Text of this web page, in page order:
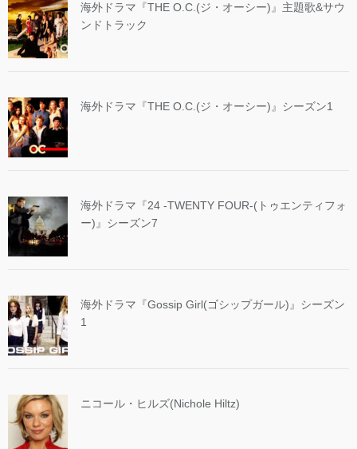
海外ドラマ『THE O.C.(ジ・オーシー)』主題歌&サウ
ンドトラック
海外ドラマ『THE O.C.(ジ・オーシー)』シーズン1
海外ドラマ『24 -TWENTY FOUR-(トゥエンティフォ
ー)』シーズン7
海外ドラマ『Gossip Girl(ゴシップガール)』シーズン
1
ニコール・ヒルズ(Nichole Hiltz)